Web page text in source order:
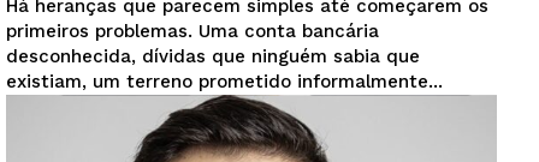
Há heranças que parecem simples até começarem os
primeiros problemas. Uma conta bancária
desconhecida, dívidas que ninguém sabia que
existiam, um terreno prometido informalmente...